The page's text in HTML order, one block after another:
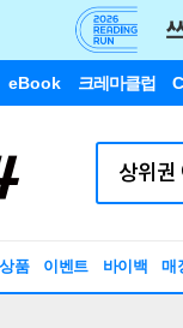
eBook 크레마클럽
품 이벤트 바이백 매